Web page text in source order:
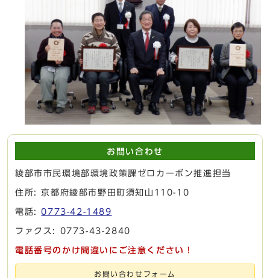
お問い合わせ
綾部市市民環境部環境政策課ゼロカーボン推進担当
住所: 京都府綾部市野田町須知山110-10
電話:0773-42-1489
ファクス: 0773-43-2840
電話番号のかけ間違いにご注意ください！
お問い合わせフォーム